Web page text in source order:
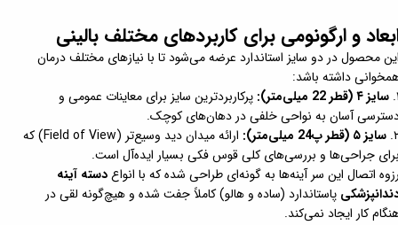
و ارگونومی برای کاربردهای مختلف بالینی
محصول در دو سایز استاندارد عرضه می‌شود تا با نیازهای مختلف درمان
داشته باشد:
سایز ۴ (قطر 22 میلی‌متر):
پرکاربردترین سایز برای معاینات عمومی و
آسان به نواحی خلفی در دهان‌های کوچک.
سایز ۵ (قطر پ24 میلی‌متر):
ارائه میدان دید وسیع‌تر (Field of View) که
جراحی‌ها و بررسی‌های کلی قوس فکی بسیار ایده‌آل است.
اتصال این سر آینه‌ها به گونه‌ای طراحی شده که با انواعدسته آینه
پاستاندارد (ساده و هالو) کاملاً جفت شده و هیچ‌گونه لقی در
کار ایجاد نمی‌کند.